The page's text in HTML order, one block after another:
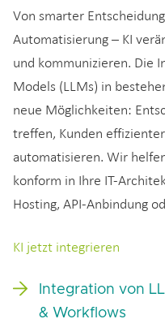
Von smarter
Automatisierung – KI
und kommunizieren. Die
Models (LLMs) in
neue Möglichkeiten:
treffen, Kunden
automatisieren. Wir
konform in Ihre IT-
Hosting, API-Anbindung
KI jetzt integrieren
Integration von
& Workflows